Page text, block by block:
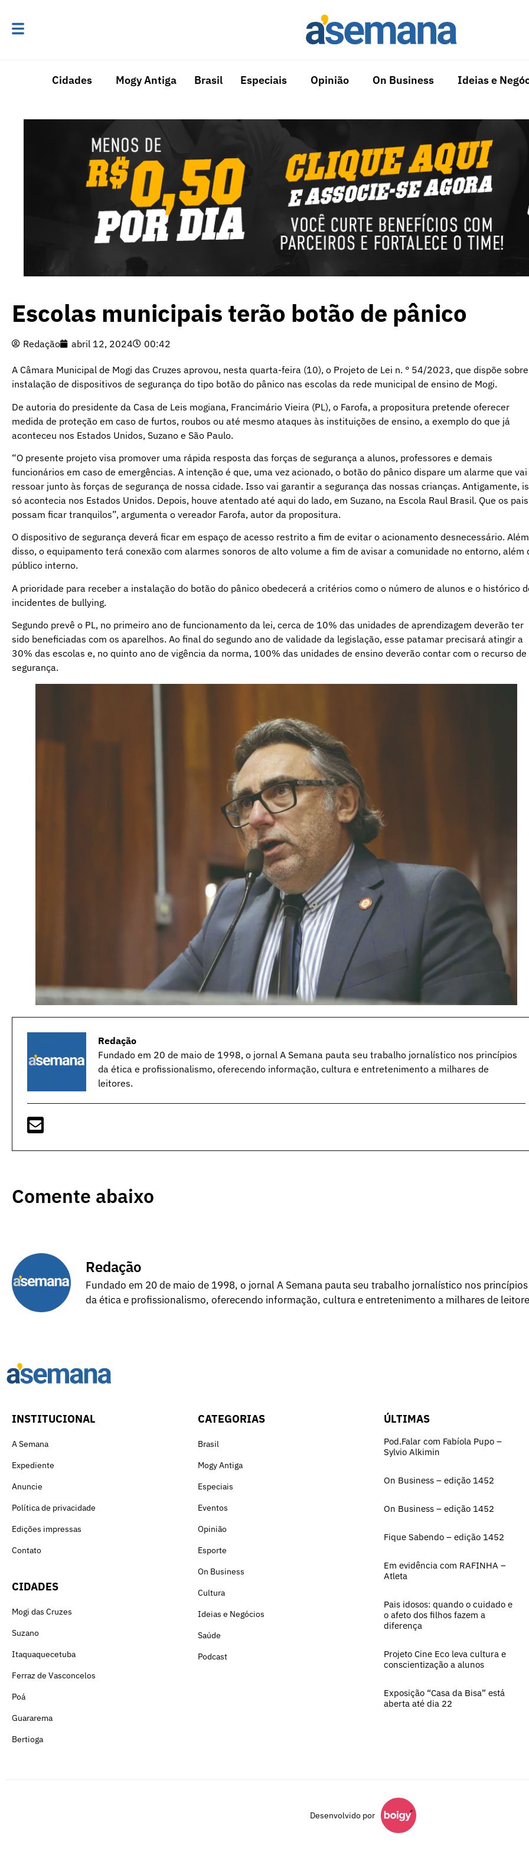
Cidades Mogy Antiga Brasil Especiais Opinião On Business Ideias e
Escolas municipais terão botão de pânico
Redação abril 12, 2024 00:42
A Câmara Municipal de Mogi das Cruzes aprovou, nesta quarta-feira (10), o Projeto de Lei n. ° 54/2023, que dispõe
instalação de dispositivos de segurança do tipo botão do pânico nas escolas da rede municipal de ensino de Mogi.
De autoria do presidente da Casa de Leis mogiana, Francimário Vieira (PL), o Farofa, a propositura pretende oferecer
medida de proteção em caso de furtos, roubos ou até mesmo ataques às instituições de ensino, a exemplo do que já
aconteceu nos Estados Unidos, Suzano e São Paulo.
“O presente projeto visa promover uma rápida resposta das forças de segurança a alunos, professores e demais
funcionários em caso de emergências. A intenção é que, uma vez acionado, o botão do pânico dispare um alarme que vai
ressoar junto às forças de segurança de nossa cidade. Isso vai garantir a segurança das nossas crianças. Antigamente,
só acontecia nos Estados Unidos. Depois, houve atentado até aqui do lado, em Suzano, na Escola Raul Brasil. Que os pais
possam ficar tranquilos”, argumenta o vereador Farofa, autor da propositura.
O dispositivo de segurança deverá ficar em espaço de acesso restrito a fim de evitar o acionamento desnecessário. Além
disso, o equipamento terá conexão com alarmes sonoros de alto volume a fim de avisar a comunidade no entorno, além
público interno.
A prioridade para receber a instalação do botão do pânico obedecerá a critérios como o número de alunos e o histórico
incidentes de bullying.
Segundo prevê o PL, no primeiro ano de funcionamento da lei, cerca de 10% das unidades de aprendizagem deverão ter
sido beneficiadas com os aparelhos. Ao final do segundo ano de validade da legislação, esse patamar precisará atingir a
30% das escolas e, no quinto ano de vigência da norma, 100% das unidades de ensino deverão contar com o recurso de
segurança.
Redação
Fundado em 20 de maio de 1998, o jornal A Semana pauta seu trabalho jornalístico nos princípios
da ética e profissionalismo, oferecendo informação, cultura e entretenimento a milhares de
leitores.
Comente abaixo
Redação
Fundado em 20 de maio de 1998, o jornal A Semana pauta seu trabalho jornalístico nos princípios
da ética e profissionalismo, oferecendo informação, cultura e entretenimento a milhares de
INSTITUCIONAL
A Semana
Expediente
Anuncie
Política de privacidade
Edições impressas
Contato
CIDADES
Mogi das Cruzes
Suzano
Itaquaquecetuba
Ferraz de Vasconcelos
Poá
Guararema
Bertioga
CATEGORIAS
Brasil
Mogy Antiga
Especiais
Eventos
Opinião
Esporte
On Business
Cultura
Ideias e Negócios
Saúde
Podcast
ÚLTIMAS
Pod.Falar com Fabíola Pupo –
Sylvio Alkimin
On Business – edição 1452
On Business – edição 1452
Fique Sabendo – edição 1452
Em evidência com RAFINHA –
Atleta
Pais idosos: quando o cuidado e
o afeto dos filhos fazem a
diferença
Projeto Cine Eco leva cultura e
conscientização a alunos
Exposição “Casa da Bisa” está
aberta até dia 22
Desenvolvido por